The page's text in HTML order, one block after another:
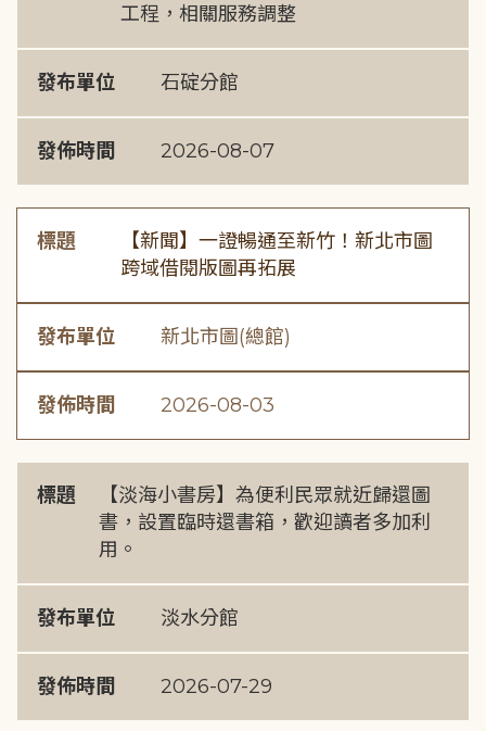
工程，相關服務調整
發布單位 石碇分館
發佈時間 2026-08-07
標題
【新聞】一證暢通至新竹！新北市圖
跨域借閱版圖再拓展
發布單位 新北市圖(總館)
發佈時間 2026-08-03
標題
【淡海小書房】為便利民眾就近歸還圖
書，設置臨時還書箱，歡迎讀者多加利
用。
發布單位 淡水分館
發佈時間 2026-07-29